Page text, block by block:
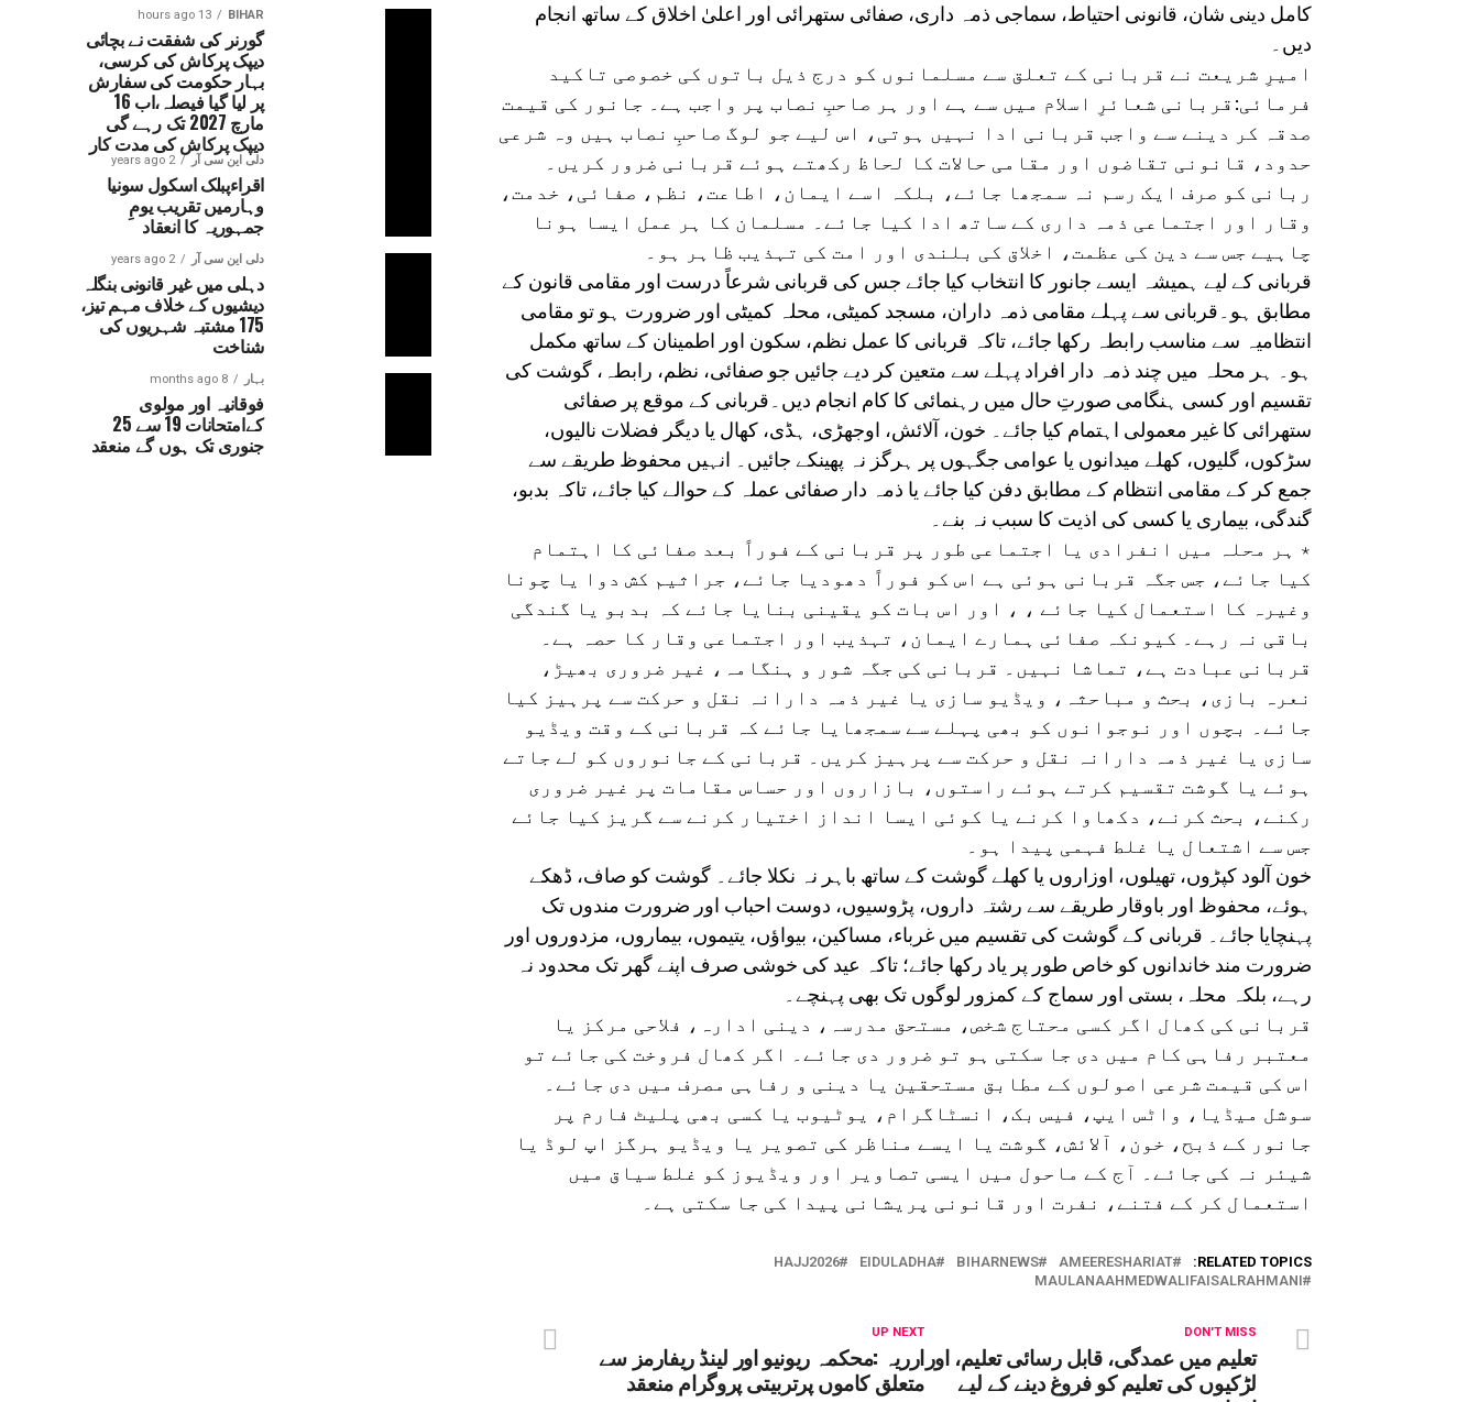
کامل دینی شان، قانونی احتیاط، سماجی ذمہ داری، صفائی ستھرائی اور اعلیٰ اخلاق کے ساتھ انجام
دیں۔
امیرِ شریعت نے قربانی کے تعلق سے مسلمانوں کو درج ذیل باتوں کی خصوصی تاکید
فرمائی:قربانی شعائرِ اسلام میں سے ہے اور ہر صاحبِ نصاب پر واجب ہے۔ جانور کی قیمت
صدقہ کر دینے سے واجب قربانی ادا نہیں ہوتی، اس لیے جو لوگ صاحبِ نصاب ہیں وہ شرعی
حدود، قانونی تقاضوں اور مقامی حالات کا لحاظ رکھتے ہوئے قربانی ضرور کریں۔
ربانی کو صرف ایک رسم نہ سمجھا جائے، بلکہ اسے ایمان، اطاعت، نظم، صفائی، خدمت،
وقار اور اجتماعی ذمہ داری کے ساتھ ادا کیا جائے۔ مسلمان کا ہر عمل ایسا ہونا
چاہیے جس سے دین کی عظمت، اخلاق کی بلندی اور امت کی تہذیب ظاہر ہو۔
قربانی کے لیے ہمیشہ ایسے جانور کا انتخاب کیا جائے جس کی قربانی شرعاً درست اور مقامی قانون کے
مطابق ہو۔قربانی سے پہلے مقامی ذمہ داران، مسجد کمیٹی، محلہ کمیٹی اور ضرورت ہو تو مقامی
انتظامیہ سے مناسب رابطہ رکھا جائے، تاکہ قربانی کا عمل نظم، سکون اور اطمینان کے ساتھ مکمل
ہو۔ ہر محلہ میں چند ذمہ دار افراد پہلے سے متعین کر دیے جائیں جو صفائی، نظم، رابطہ، گوشت کی
تقسیم اور کسی ہنگامی صورتِ حال میں رہنمائی کا کام انجام دیں۔قربانی کے موقع پر صفائی
ستھرائی کا غیر معمولی اہتمام کیا جائے۔ خون، آلائش، اوجھڑی، ہڈی، کھال یا دیگر فضلات نالیوں،
سڑکوں، گلیوں، کھلے میدانوں یا عوامی جگہوں پر ہرگز نہ پھینکے جائیں۔ انہیں محفوظ طریقے سے
جمع کر کے مقامی انتظام کے مطابق دفن کیا جائے یا ذمہ دار صفائی عملہ کے حوالے کیا جائے، تاکہ بدبو،
گندگی، بیماری یا کسی کی اذیت کا سبب نہ بنے۔
٭ ہر محلہ میں انفرادی یا اجتماعی طور پر قربانی کے فوراً بعد صفائی کا اہتمام
کیا جائے، جس جگہ قربانی ہوئی ہے اس کو فوراً دھودیا جائے، جراثیم کش دوا یا چونا
وغیرہ کا استعمال کیا جائے ، ، اور اس بات کو یقینی بنایا جائے کہ بدبو یا گندگی
باقی نہ رہے۔ کیونکہ صفائی ہمارے ایمان، تہذیب اور اجتماعی وقار کا حصہ ہے۔
قربانی عبادت ہے، تماشا نہیں۔ قربانی کی جگہ شور و ہنگامہ، غیر ضروری بھیڑ،
نعرہ بازی، بحث و مباحثہ، ویڈیو سازی یا غیر ذمہ دارانہ نقل و حرکت سے پرہیز کیا
جائے۔ بچوں اور نوجوانوں کو بھی پہلے سے سمجھایا جائے کہ قربانی کے وقت ویڈیو
سازی یا غیر ذمہ دارانہ نقل و حرکت سے پرہیز کریں۔ قربانی کے جانوروں کو لے جاتے
ہوئے یا گوشت تقسیم کرتے ہوئے راستوں، بازاروں اور حساس مقامات پر غیر ضروری
رکنے، بحث کرنے، دکھاوا کرنے یا کوئی ایسا انداز اختیار کرنے سے گریز کیا جائے
جس سے اشتعال یا غلط فہمی پیدا ہو۔
خون آلود کپڑوں، تھیلوں، اوزاروں یا کھلے گوشت کے ساتھ باہر نہ نکلا جائے۔ گوشت کو صاف، ڈھکے
ہوئے، محفوظ اور باوقار طریقے سے رشتہ داروں، پڑوسیوں، دوست احباب اور ضرورت مندوں تک
پہنچایا جائے۔ قربانی کے گوشت کی تقسیم میں غرباء، مساکین، بیواؤں، یتیموں، بیماروں، مزدوروں اور
ضرورت مند خاندانوں کو خاص طور پر یاد رکھا جائے؛ تاکہ عید کی خوشی صرف اپنے گھر تک محدود نہ
رہے، بلکہ محلہ، بستی اور سماج کے کمزور لوگوں تک بھی پہنچے۔
قربانی کی کھال اگر کسی محتاج شخص، مستحق مدرسہ، دینی ادارہ، فلاحی مرکز یا
معتبر رفاہی کام میں دی جا سکتی ہو تو ضرور دی جائے۔ اگر کھال فروخت کی جائے تو
اس کی قیمت شرعی اصولوں کے مطابق مستحقین یا دینی و رفاہی مصرف میں دی جائے۔
سوشل میڈیا، واٹس ایپ، فیس بک، انسٹاگرام، یوٹیوب یا کسی بھی پلیٹ فارم پر
جانور کے ذبح، خون، آلائش، گوشت یا ایسے مناظر کی تصویر یا ویڈیو ہرگز اپ لوڈ یا
شیئر نہ کی جائے۔ آج کے ماحول میں ایسی تصاویر اور ویڈیوز کو غلط سیاق میں
استعمال کر کے فتنے، نفرت اور قانونی پریشانی پیدا کی جا سکتی ہے۔
RELATED TOPICS:
AMEERESHARIAT
BIHARNEWS
EIDULADHA
HAJJ2026
MAULANAAHMEDWALIFAISALRAHMANI
UP NEXT
ارریہ :محکمہ ریونیو اور لینڈ ریفارمز سے
متعلق کاموں پرتربیتی پروگرام منعقد
DON'T MISS
تعلیم میں عمدگی، قابل رسائی تعلیم، اور
لڑکیوں کی تعلیم کو فروغ دینے کے لیے
BIHAR
13 hours ago
گورنر کی شفقت نے بچائی
دیپک پرکاش کی کرسی،
بہار حکومت کی سفارش
پر لیا گیا فیصلہ،اب 16
مارچ 2027 تک رہے گی
دیپک پرکاش کی مدت کار
دلی این سی آر 2 years ago
اقراءپبلک اسکول سونیا
وہارمیں تقریب یومِ
جمہوریہ کا انعقاد
دلی این سی آر 2 years ago
دہلی میں غیر قانونی بنگلہ
دیشیوں کے خلاف مہم تیز،
175 مشتبہ شہریوں کی
شناخت
بہار 8 months ago
فوقانیہ اور مولوی
کےامتحانات 19 سے 25
جنوری تک ہوں گے منعقد